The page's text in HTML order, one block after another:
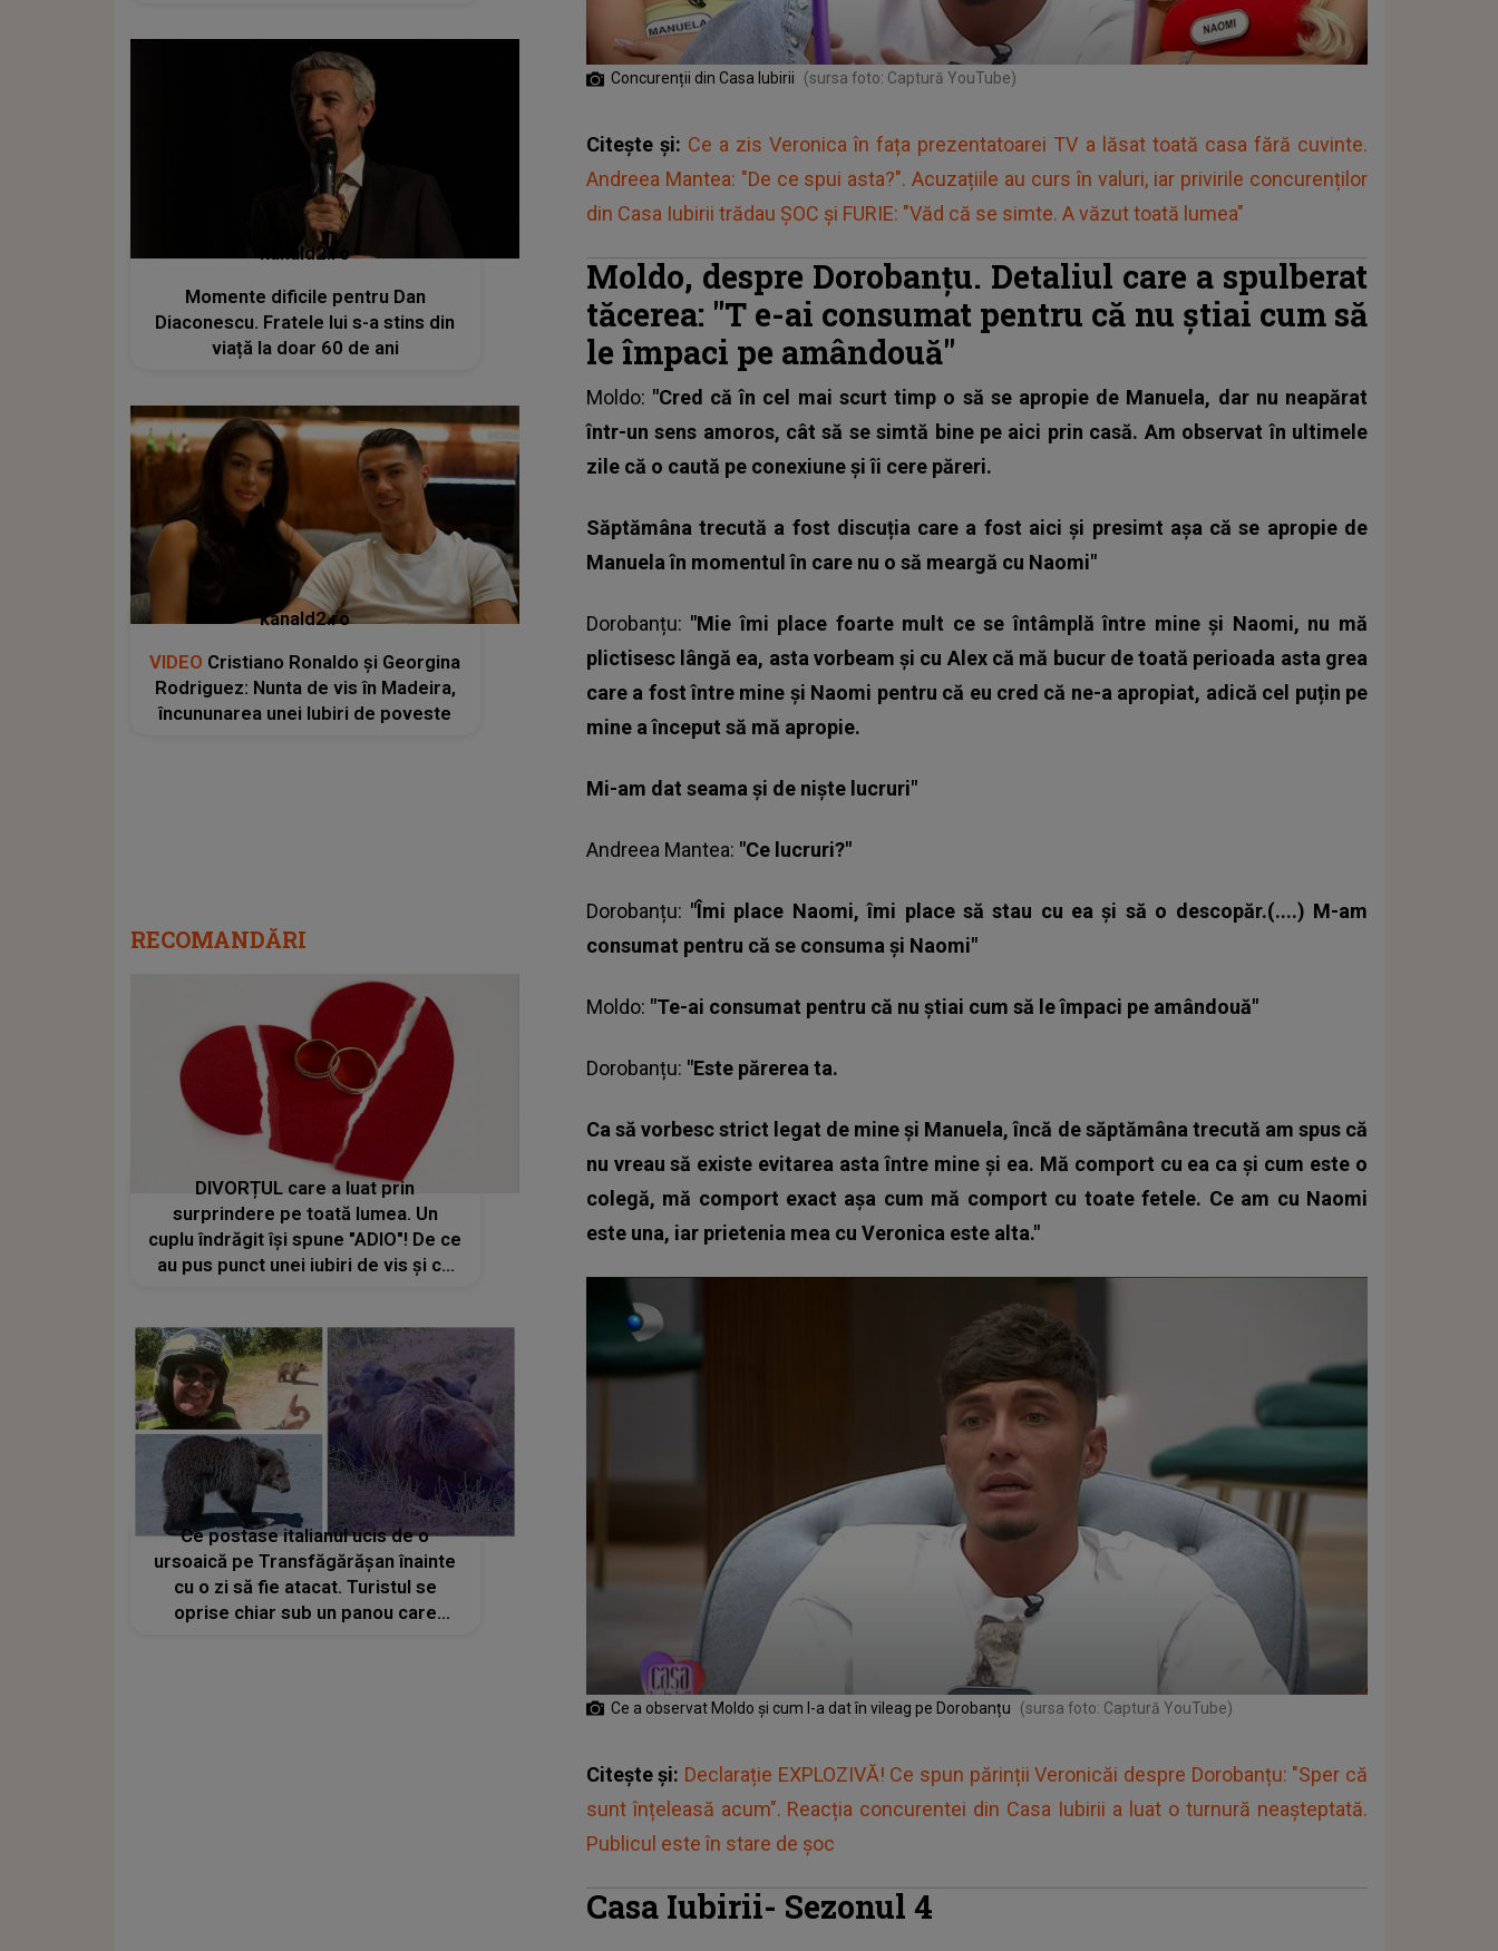
Concurenții din Casa Iubirii (sursa foto: Captură YouTube)
Citește și: Ce a zis Veronica în fața prezentatoarei TV a lăsat toată casa fără cuvinte.
Andreea Mantea: "De ce spui asta?". Acuzațiile au curs în valuri, iar privirile concurenților
din Casa Iubirii trădau ȘOC și FURIE: "Văd că se simte. A văzut toată lumea"
Moldo, despre Dorobanțu. Detaliul care a spulberat
tăcerea: "T e-ai consumat pentru că nu știai cum să
le împaci pe amândouă"
Moldo: "Cred că în cel mai scurt timp o să se apropie de Manuela, dar nu neapărat
într-un sens amoros, cât să se simtă bine pe aici prin casă. Am observat în ultimele
zile că o caută pe conexiune și îi cere păreri.
Săptămâna trecută a fost discuția care a fost aici și presimt așa că se apropie de
Manuela în momentul în care nu o să meargă cu Naomi"
Dorobanțu: "Mie îmi place foarte mult ce se întâmplă între mine și Naomi, nu mă
plictisesc lângă ea, asta vorbeam și cu Alex că mă bucur de toată perioada asta grea
care a fost între mine și Naomi pentru că eu cred că ne-a apropiat, adică cel puțin pe
mine a început să mă apropie.
Mi-am dat seama și de niște lucruri"
Andreea Mantea: "Ce lucruri?"
Dorobanțu: "Îmi place Naomi, îmi place să stau cu ea și să o descopăr.(....) M-am
consumat pentru că se consuma și Naomi"
Moldo: "Te-ai consumat pentru că nu știai cum să le împaci pe amândouă"
Dorobanțu: "Este părerea ta.
Ca să vorbesc strict legat de mine și Manuela, încă de săptămâna trecută am spus că
nu vreau să existe evitarea asta între mine și ea. Mă comport cu ea ca și cum este o
colegă, mă comport exact așa cum mă comport cu toate fetele. Ce am cu Naomi
este una, iar prietenia mea cu Veronica este alta."
Ce a observat Moldo și cum l-a dat în vileag pe Dorobanțu (sursa foto: Captură YouTube)
Citește și: Declarație EXPLOZIVĂ! Ce spun părinții Veronicăi despre Dorobanțu: "Sper că
sunt înțeleasă acum". Reacția concurentei din Casa Iubirii a luat o turnură neașteptată.
Publicul este în stare de șoc
Casa Iubirii- Sezonul 4
kanald2.ro
Momente dificile pentru Dan
Diaconescu. Fratele lui s-a stins din
viață la doar 60 de ani
kanald2.ro
VIDEO Cristiano Ronaldo și Georgina
Rodriguez: Nunta de vis în Madeira,
încununarea unei Iubiri de poveste
RECOMANDĂRI
DIVORȚUL care a luat prin
surprindere pe toată lumea. Un
cuplu îndrăgit își spune "ADIO"! De ce
au pus punct unei iubiri de vis și ce
în public"
Ce postase italianul ucis de o
ursoaică pe Transfăgărășan înainte
cu o zi să fie atacat. Turistul se
oprise chiar sub un panou care